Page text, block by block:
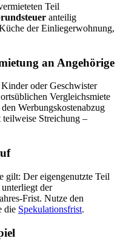
Teil
anteilig
der Einliegerwohnung,
an Angehörige
oder Geschwister
Vergleichsmiete
Werbungskostenabzug
Streichung –
gilt: Der eigengenutzte Teil
der
Frist. Nutze den
die Spekulationsfrist.